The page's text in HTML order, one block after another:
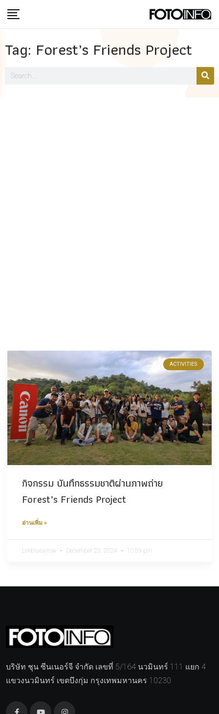
Tag: Forest’s Friends Project
ACTIVITIES
กิจกรรม บันทึกธรรมชาติผ่านภาพถ่าย
Forest’s Friends Project
อ่านเพิ่ม »
Lekbluearrow December 23, 2024 10:59 pm
บริษัท ชุน ซีนเนอร์จี จำกัด เลขที่ 5/164 นวมินทร์ 111 แยก 4
แขวงนวมินทร์ เขตบึงกุ่ม กรุงเทพมหานคร 10230